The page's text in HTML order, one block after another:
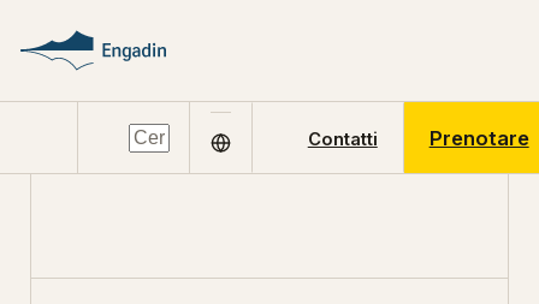
Contatti Prenotare